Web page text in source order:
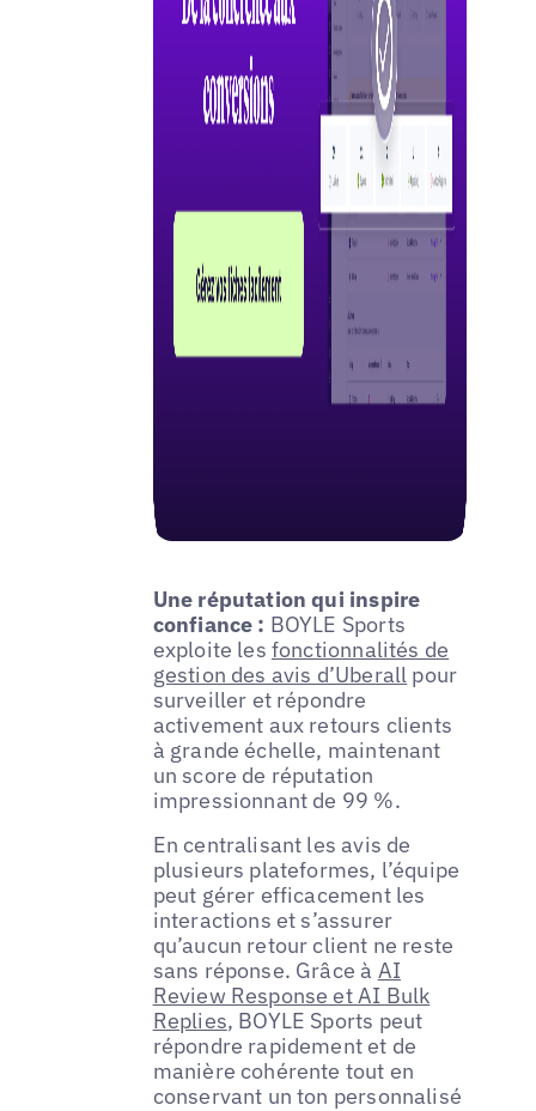
Une réputation qui inspire
confiance : BOYLE Sports
exploite les fonctionnalités de
gestion des avis d’Uberall pour
surveiller et répondre
activement aux retours clients
à grande échelle, maintenant
un score de réputation
impressionnant de 99 %.
En centralisant les avis de
plusieurs plateformes, l’équipe
peut gérer efficacement les
interactions et s’assurer
qu’aucun retour client ne reste
sans réponse. Grâce à AI
Review Response et AI Bulk
Replies, BOYLE Sports peut
répondre rapidement et de
manière cohérente tout en
conservant un ton personnalisé